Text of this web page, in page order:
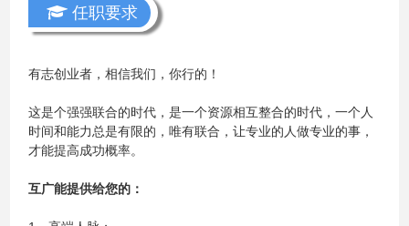
任职要求
有志创业者，相信我们，你行的！
这是个强强联合的时代，是一个资源相互整合的时代，一个人
时间和能力总是有限的，唯有联合，让专业的人做专业的事，
才能提高成功概率。
互广能提供给您的：